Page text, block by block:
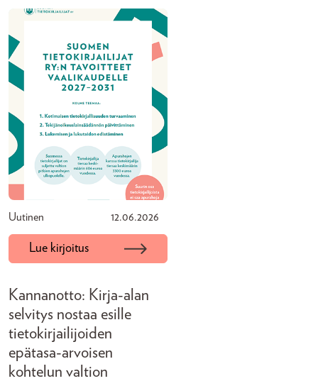
Uutinen 12.06.2026
Lue kirjoitus
Kannanotto: Kirja-alan
selvitys nostaa esille
tietokirjailijoiden
epätasa-arvoisen
kohtelun valtion